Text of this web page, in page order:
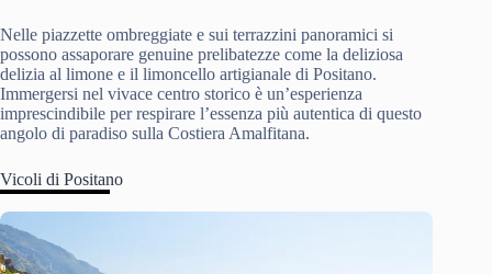
Nelle piazzette ombreggiate e sui terrazzini panoramici si
possono assaporare genuine prelibatezze come la deliziosa
delizia al limone e il limoncello artigianale di Positano.
Immergersi nel vivace centro storico è un’esperienza
imprescindibile per respirare l’essenza più autentica di questo
angolo di paradiso sulla Costiera Amalfitana.
Vicoli di Positano